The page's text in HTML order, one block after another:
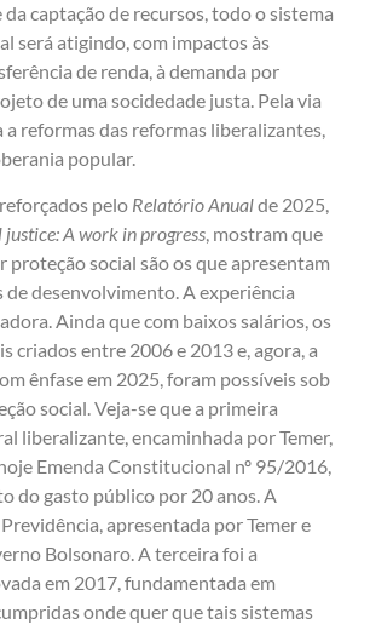
captação de recursos, todo o sistema
será atigindo, com impactos às
de renda, à demanda por
de uma socidedade justa. Pela via
a reformas das reformas liberalizantes,
popular.
pelo Relatório Anualde 2025,
justice: A work in progress, mostram que
proteção social são os que apresentam
de desenvolvimento. A experiência
Ainda que com baixos salários, os
criados entre 2006 e 2013 e, agora, a
ênfase em 2025, foram possíveis sob
social. Veja-se que a primeira
liberalizante, encaminhada por Temer,
Emenda Constitucional nº 95/2016,
do gasto público por 20 anos. A
apresentada por Temer e
Bolsonaro. A terceira foi a
em 2017, fundamentada em
onde quer que tais sistemas